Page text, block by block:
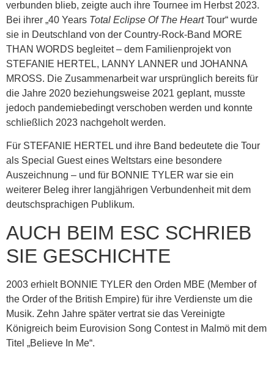
verbunden blieb, zeigte auch ihre Tournee im Herbst 2023.
Bei ihrer „40 Years Total Eclipse Of The HeartTour“ wurde
sie in Deutschland von der Country-Rock-Band MORE
THAN WORDS begleitet – dem Familienprojekt von
STEFANIE HERTEL, LANNY LANNER und JOHANNA
MROSS. Die Zusammenarbeit war ursprünglich bereits für
die Jahre 2020 beziehungsweise 2021 geplant, musste
jedoch pandemiebedingt verschoben werden und konnte
schließlich 2023 nachgeholt werden.
Für STEFANIE HERTEL und ihre Band bedeutete die Tour
als Special Guest eines Weltstars eine besondere
Auszeichnung – und für BONNIE TYLER war sie ein
weiterer Beleg ihrer langjährigen Verbundenheit mit dem
deutschsprachigen Publikum.
AUCH BEIM ESC SCHRIEB
SIE GESCHICHTE
2003 erhielt BONNIE TYLER den Orden MBE (Member of
the Order of the British Empire) für ihre Verdienste um die
Musik. Zehn Jahre später vertrat sie das Vereinigte
Königreich beim Eurovision Song Contest in Malmö mit dem
Titel „Believe In Me“.